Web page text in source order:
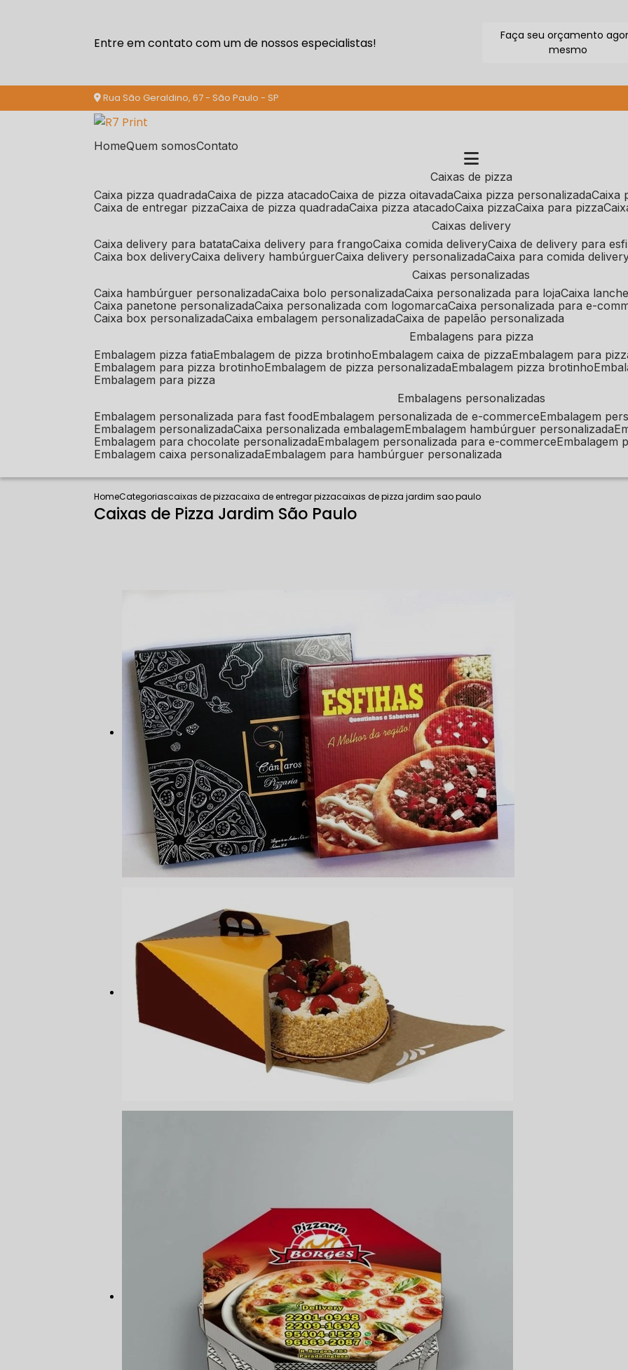
Entre em contato com um de nossos especialistas!
Faça seu orçamento
mesmo
Rua São Geraldino, 67 - São Paulo - SP
Home Quem somos Contato
caixas de pizza
caixa pizza quadrada caixa de pizza atacado caixa de pizza oitavada caixa pizza personalizada
caixa de entregar pizza caixa de pizza quadrada caixa pizza atacado caixa pizza caixa para pizza
caixas delivery
caixa delivery para batata caixa delivery para frango caixa comida delivery caixa de delivery para
caixa box delivery caixa delivery hambúrguer caixa delivery personalizada caixa para comida
caixas personalizadas
caixa hambúrguer personalizada caixa bolo personalizada caixa personalizada para loja caixa
caixa panetone personalizada caixa personalizada com logomarca caixa personalizada para e-
caixa box personalizada caixa embalagem personalizada caixa de papelão personalizada
embalagens para pizza
embalagem pizza fatia embalagem de pizza brotinho embalagem caixa de pizza embalagem para
embalagem para pizza brotinho embalagem de pizza personalizada embalagem pizza brotinho
embalagem para pizza
embalagens personalizadas
embalagem personalizada para fast food embalagem personalizada de e-commerce embalagem
embalagem personalizada caixa personalizada embalagem embalagem hambúrguer personalizada
embalagem para chocolate personalizada embalagem personalizada para e-commerce embalagem
embalagem caixa personalizada embalagem para hambúrguer personalizada
HomeCategoriascaixas de pizzacaixa de entregar pizzacaixas de pizza jardim sao paulo
Caixas de Pizza Jardim São Paulo